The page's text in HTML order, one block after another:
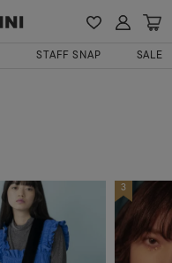
STAFF SNAP SALE
3